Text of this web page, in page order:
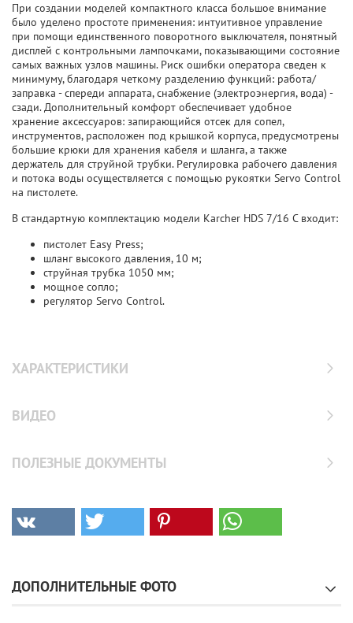
При создании моделей компактного класса большое внимание
было уделено простоте применения: интуитивное управление
при помощи единственного поворотного выключателя, понятный
дисплей с контрольными лампочками, показывающими состояние
самых важных узлов машины. Риск ошибки оператора сведен к
минимуму, благодаря четкому разделению функций: работа/
заправка - спереди аппарата, снабжение (электроэнергия, вода) -
сзади. Дополнительный комфорт обеспечивает удобное
хранение аксессуаров: запирающийся отсек для сопел,
инструментов, расположен под крышкой корпуса, предусмотрены
большие крюки для хранения кабеля и шланга, а также
держатель для струйной трубки. Регулировка рабочего давления
и потока воды осуществляется с помощью рукоятки Servo Control
на пистолете.
В стандартную комплектацию модели Karcher HDS 7/16 C входит:
пистолет Easy Press;
шланг высокого давления, 10 м;
струйная трубка 1050 мм;
мощное сопло;
регулятор Servo Control.
ХАРАКТЕРИСТИКИ
ВИДЕО
ПОЛЕЗНЫЕ ДОКУМЕНТЫ
ДОПОЛНИТЕЛЬНЫЕ ФОТО